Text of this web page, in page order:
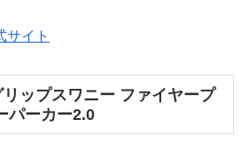
イト
ップスワニー ファイヤープ
パーカー2.0